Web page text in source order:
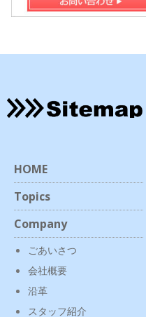
HOME
Topics
Company
ごあいさつ
会社概要
沿革
スタッフ紹介